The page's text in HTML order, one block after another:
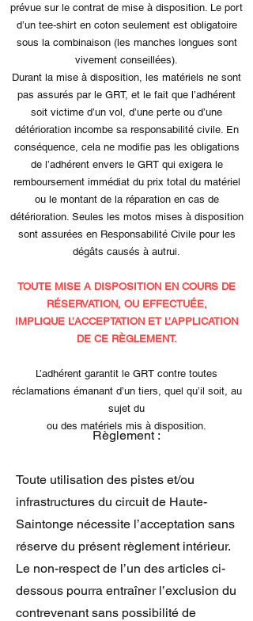
prévue sur le contrat de mise à disposition. Le port
d’un tee-shirt en coton seulement est obligatoire
sous la combinaison (les manches longues sont
vivement conseillées).
Durant la mise à disposition, les matériels ne sont
pas assurés par le GRT, et le fait que l’adhérent
soit victime d’un vol, d’une perte ou d’une
détérioration incombe sa responsabilité civile. En
conséquence, cela ne modifie pas les obligations
de l’adhérent envers le GRT qui exigera le
remboursement immédiat du prix total du matériel
ou le montant de la réparation en cas de
détérioration. Seules les motos mises à disposition
sont assurées en Responsabilité Civile pour les
dégâts causés à autrui.
TOUTE MISE A DISPOSITION EN COURS DE
RÉSERVATION, OU EFFECTUÉE,
IMPLIQUE L’ACCEPTATION ET L’APPLICATION
DE CE RÈGLEMENT.
L’adhérent garantit le GRT contre toutes
réclamations émanant d’un tiers, quel qu’il soit, au
sujet du
ou des matériels mis à disposition.
Règlement :
Toute utilisation des pistes et/ou
infrastructures du circuit de Haute-
Saintonge nécessite l’acceptation sans
réserve du présent règlement intérieur.
Le non-respect de l’un des articles ci-
dessous pourra entraîner l’exclusion du
contrevenant sans possibilité de